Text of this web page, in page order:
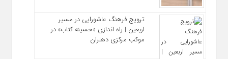
ترویج فرهنگ عاشورایی در مسیر
اربعین | راه‌ اندازی «حسینه کتاب» در
موکب مرکزی دهلران